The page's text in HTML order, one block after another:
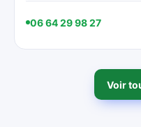
06 64 29 98 27
Voir